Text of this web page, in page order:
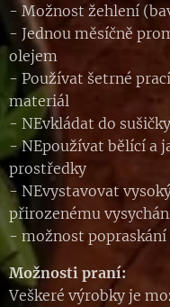
- Možnost žehlení
- Jednou měsíčně
olejem
- Používat šetrné
materiál
- NEvkládat do sušičky
- NEpoužívat bělící a
prostředky
- NEvystavovat
přirozenému
- možnost
Možnosti praní:
Veškeré výrobky je